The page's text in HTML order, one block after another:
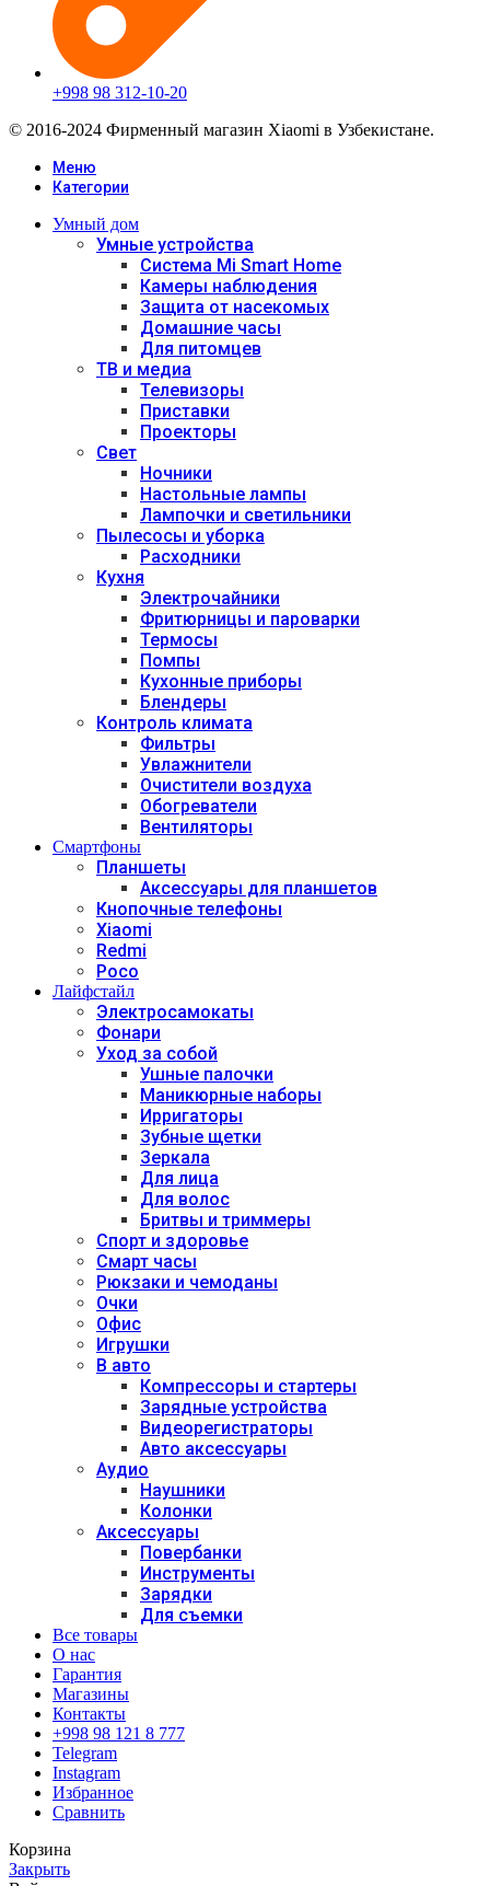
+998 98 312-10-20
© 2016-2024 Фирменный магазин Xiaomi в Узбекистане.
Меню
Категории
Умный дом
Умные устройства
Система Mi Smart Home
Камеры наблюдения
Защита от насекомых
Домашние часы
Для питомцев
ТВ и медиа
Телевизоры
Приставки
Проекторы
Свет
Ночники
Настольные лампы
Лампочки и светильники
Пылесосы и уборка
Расходники
Кухня
Электрочайники
Фритюрницы и пароварки
Термосы
Помпы
Кухонные приборы
Блендеры
Контроль климата
Фильтры
Увлажнители
Очистители воздуха
Обогреватели
Вентиляторы
Смартфоны
Планшеты
Аксессуары для планшетов
Кнопочные телефоны
Xiaomi
Redmi
Poco
Лайфстайл
Электросамокаты
Фонари
Уход за собой
Ушные палочки
Маникюрные наборы
Ирригаторы
Зубные щетки
Зеркала
Для лица
Для волос
Бритвы и триммеры
Спорт и здоровье
Смарт часы
Рюкзаки и чемоданы
Очки
Офис
Игрушки
В авто
Компрессоры и стартеры
Зарядные устройства
Видеорегистраторы
Авто аксессуары
Аудио
Наушники
Колонки
Аксессуары
Повербанки
Инструменты
Зарядки
Для съемки
Все товары
О нас
Гарантия
Магазины
Контакты
+998 98 121 8 777
Telegram
Instagram
Избранное
Сравнить
Корзина
Закрыть